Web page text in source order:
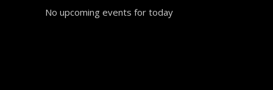
No upcoming events for today